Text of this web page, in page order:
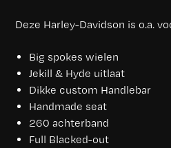
Deze Harley-Davidson is o.a.
Big spokes wielen
Jekill & Hyde uitlaat
Dikke custom Handlebar
Handmade seat
260 achterband
Full Blacked-out